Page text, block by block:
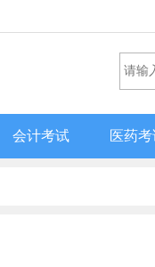
会计考试 医药